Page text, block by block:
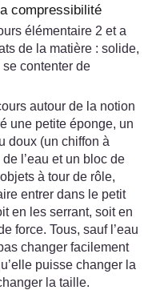
compressibilité
élémentaire 2 et a
de la matière : solide,
contenter de
autour de la notion
une petite éponge, un
doux (un chiffon à
l’eau et un bloc de
à tour de rôle,
entrer dans le petit
en les serrant, soit en
force. Tous, sauf l’eau
changer facilement
puisse changer la
la taille.